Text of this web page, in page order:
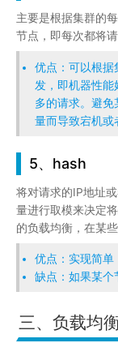
主要是根据集群的
节点，即每次都将
优点：可以根据
发，即机器性
多的请求。避
量而导致宕机或
5、hash
将对请求的IP地址
量进行取模来决定
的负载均衡，在某
优点：实现简单
缺点：如果某个
三、负载均